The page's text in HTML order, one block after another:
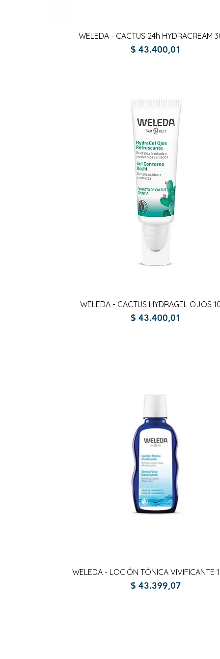
Vista rápida
WELEDA - CACTUS 24h HYDRACREAM
Precio
$ 43.400,01
Vista rápida
WELEDA - CACTUS HYDRAGEL OJOS
Precio
$ 43.400,01
Vista rápida
WELEDA - LOCIÓN TÓNICA VIVIFICANTE
Precio
$ 43.399,07